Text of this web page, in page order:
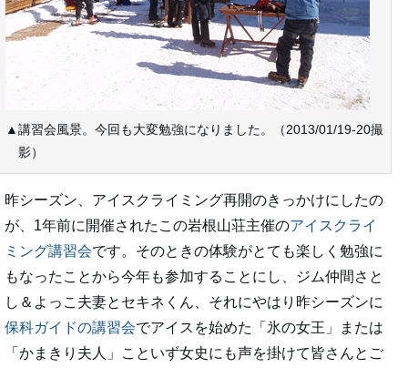
▲講習会風景。今回も大変勉強になりました。（2013/01/19-20撮
影）
昨シーズン、アイスクライミング再開のきっかけにしたの
が、1年前に開催されたこの岩根山荘主催のアイスクライ
ミング講習会です。そのときの体験がとても楽しく勉強に
もなったことから今年も参加することにし、ジム仲間さと
し＆よっこ夫妻とセキネくん、それにやはり昨シーズンに
保科ガイドの講習会でアイスを始めた「氷の女王」または
「かまきり夫人」こといず女史にも声を掛けて皆さんとご